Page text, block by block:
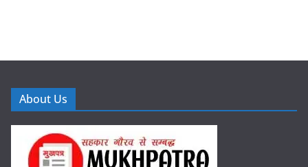
About Us